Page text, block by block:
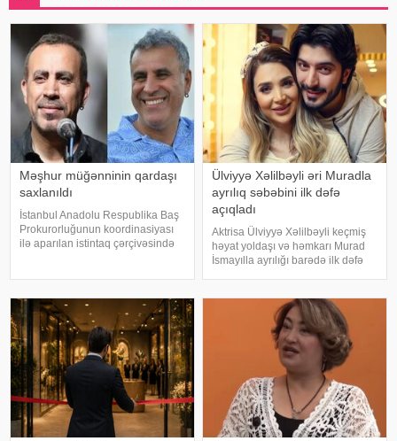
Məşhur müğənninin qardaşı
saxlanıldı
İstanbul Anadolu Respublika Baş
Prokurorluğunun koordinasiyası
ilə aparılan istintaq çərçivəsində
vaxtda həyata keçirilə
Ülviyyə Xəlilbəyli əri Muradla
ayrılıq səbəbini ilk dəfə
açıqladı
Aktrisa Ülviyyə Xəlilbəyli keçmiş
həyat yoldaşı və həmkarı Murad
İsmayılla ayrılığı barədə ilk dəfə
"YouTube" kanalında yayımlanan
müsahibəsində danışıb